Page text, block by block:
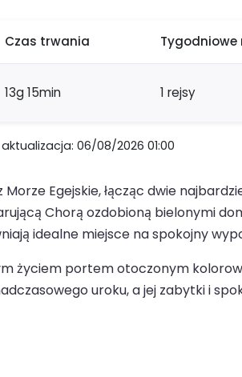
Czas trwania Tygodniowe
13g 15min 1 rejsy
06/08/2026 01:00
Egejskie, łącząc dwie
Chorą ozdobioną bielonymi
idealne miejsce na spokojny
życiem portem otoczonym
uroku, a jej zabytki i